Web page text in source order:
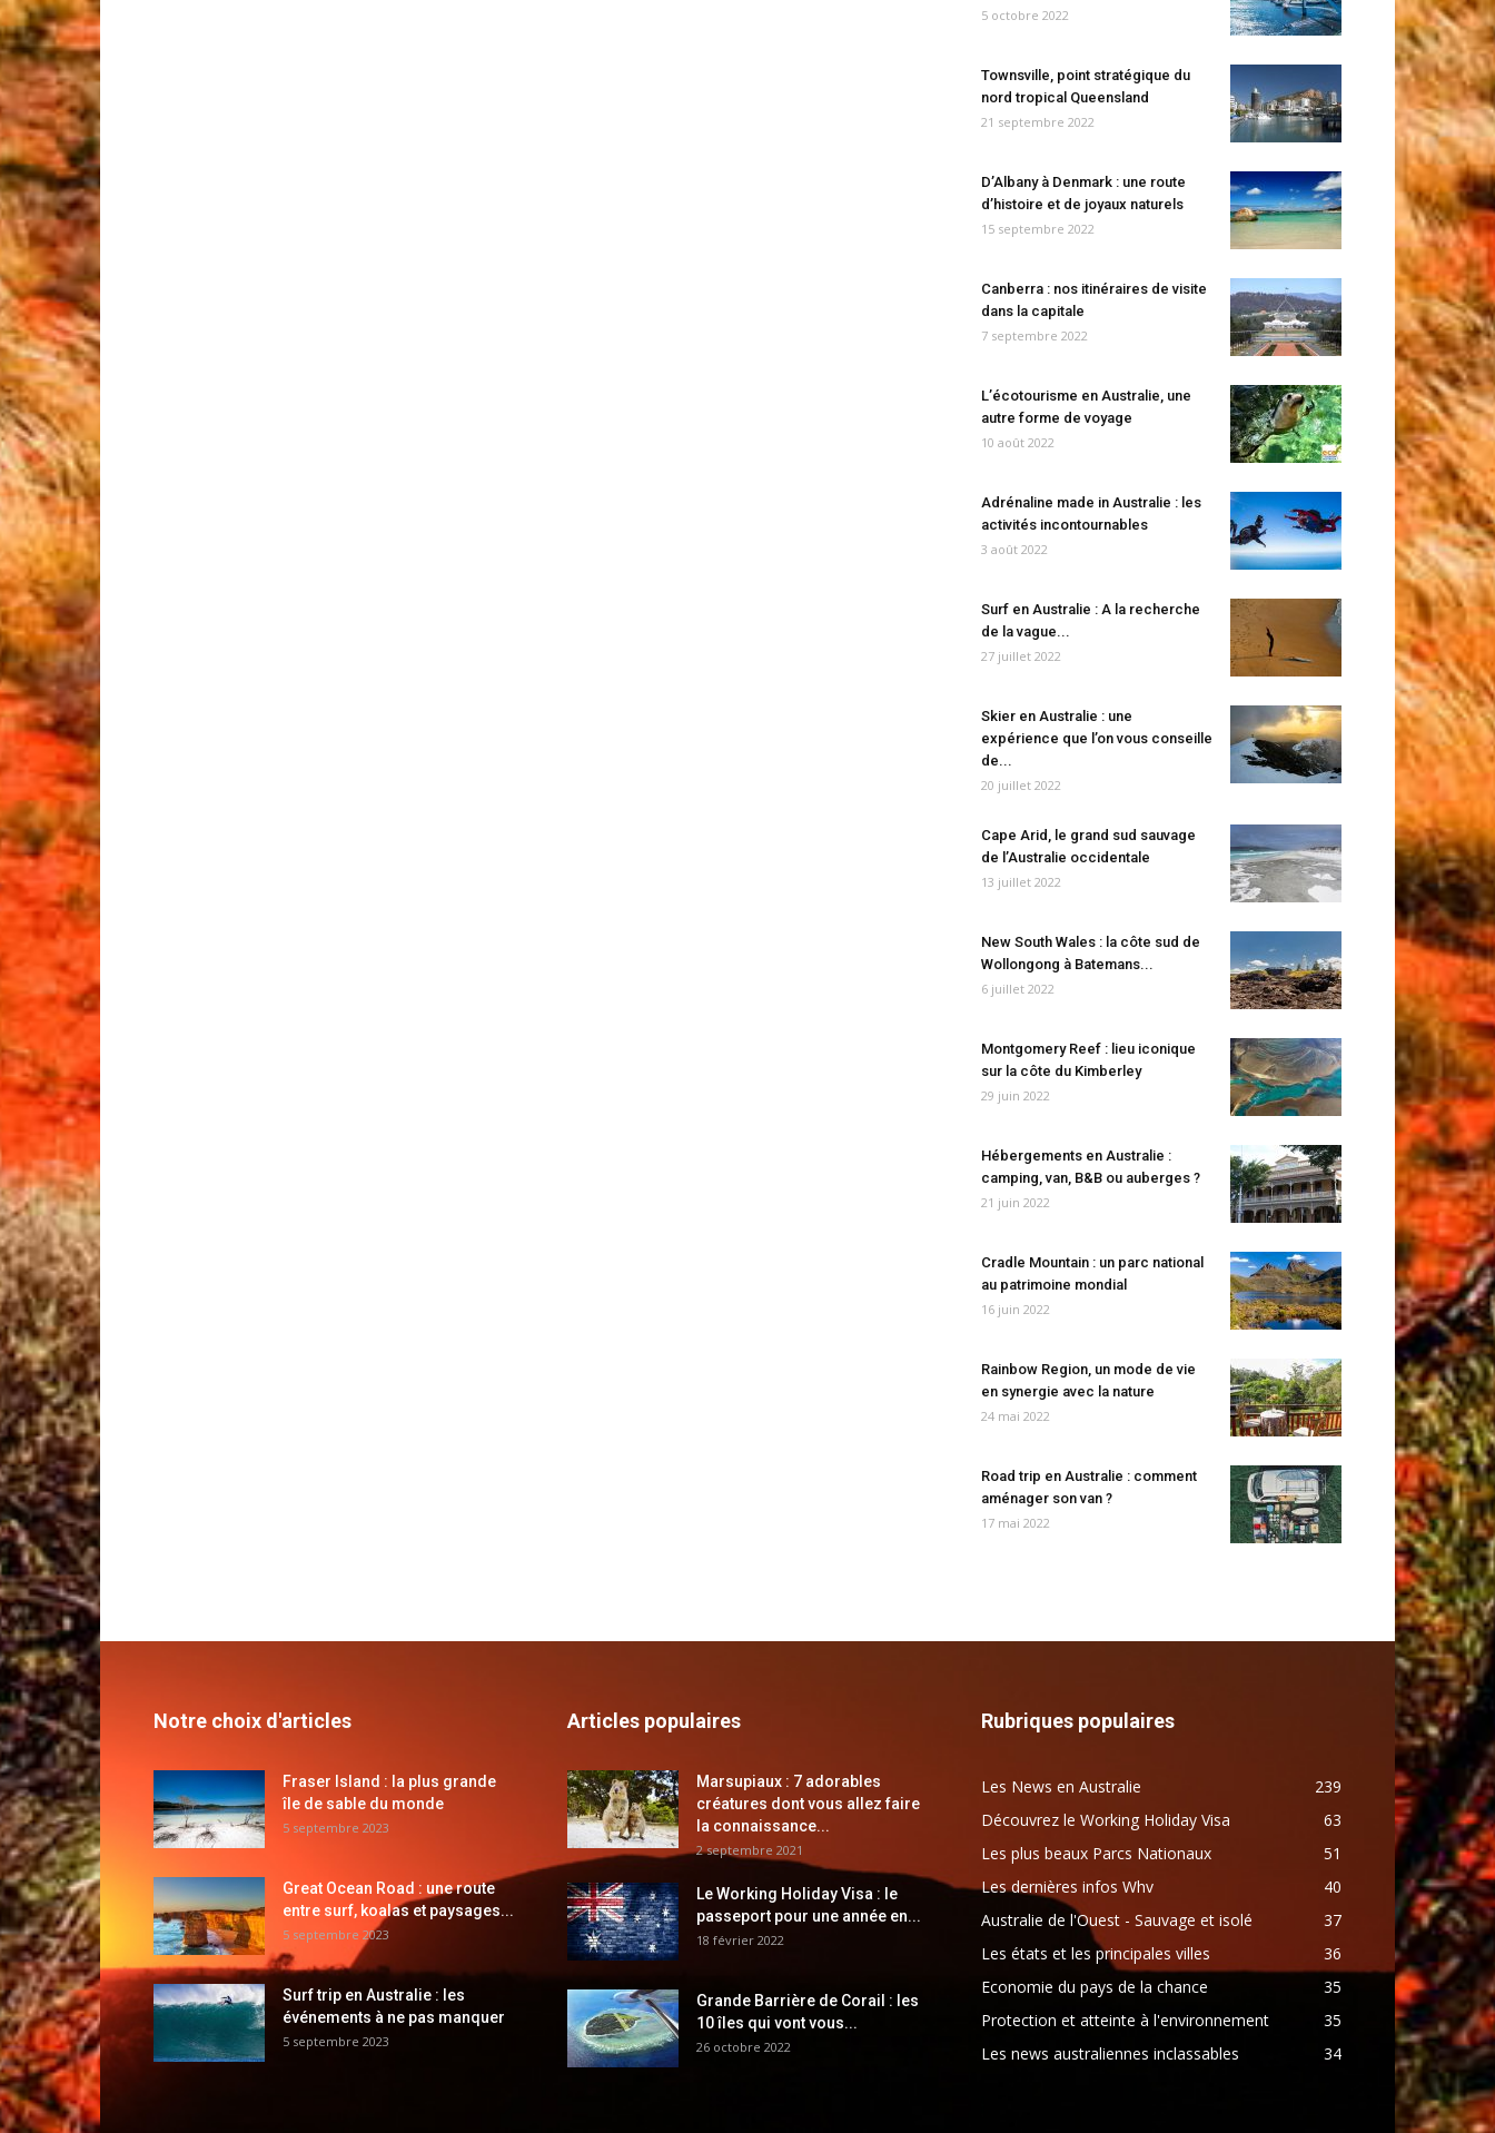
5 octobre 2022
Townsville, point stratégique du
nord tropical Queensland
21 septembre 2022
D’Albany à Denmark : une route
d’histoire et de joyaux naturels
15 septembre 2022
Canberra : nos itinéraires de visite
dans la capitale
7 septembre 2022
L’écotourisme en Australie, une
autre forme de voyage
10 août 2022
Adrénaline made in Australie : les
activités incontournables
3 août 2022
Surf en Australie : A la recherche
de la vague...
27 juillet 2022
Skier en Australie : une
expérience que l’on vous conseille
de...
20 juillet 2022
Cape Arid, le grand sud sauvage
de l’Australie occidentale
13 juillet 2022
New South Wales : la côte sud de
Wollongong à Batemans...
6 juillet 2022
Montgomery Reef : lieu iconique
sur la côte du Kimberley
29 juin 2022
Hébergements en Australie :
camping, van, B&B ou auberges ?
21 juin 2022
Cradle Mountain : un parc national
au patrimoine mondial
16 juin 2022
Rainbow Region, un mode de vie
en synergie avec la nature
24 mai 2022
Road trip en Australie : comment
aménager son van ?
17 mai 2022
Notre choix d'articles
Fraser Island : la plus grande
île de sable du monde
5 septembre 2023
Great Ocean Road : une route
entre surf, koalas et paysages...
5 septembre 2023
Surf trip en Australie : les
événements à ne pas manquer
5 septembre 2023
Articles populaires
Marsupiaux : 7 adorables
créatures dont vous allez faire
la connaissance...
2 septembre 2021
Le Working Holiday Visa : le
passeport pour une année en...
18 février 2022
Grande Barrière de Corail : les
10 îles qui vont vous...
26 octobre 2022
Rubriques populaires
Les News en Australie
239
Découvrez le Working Holiday Visa
63
Les plus beaux Parcs Nationaux
51
Les dernières infos Whv
40
Australie de l'Ouest - Sauvage et isolé
37
Les états et les principales villes
36
Economie du pays de la chance
35
Protection et atteinte à l'environnement
35
Les news australiennes inclassables
34